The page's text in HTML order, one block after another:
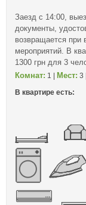
Заезд с 14:00,
документы,
возвращается при
мероприятий. В
1300 грн для 3
Комнат: 1 | Мест: 3 |
В квартире есть: